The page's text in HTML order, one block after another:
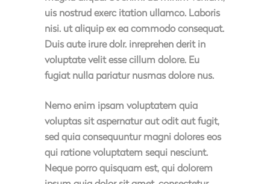
uis nostrud exerc itation ullamco. Laboris
nisi. ut aliquip ex ea commodo consequat.
Duis aute irure dolr. inreprehen derit in
voluptate velit esse cillum dolore. Eu
fugiat nulla pariatur nusmas dolore nus.
Nemo enim ipsam voluptatem quia
voluptas sit aspernatur aut odit aut fugit,
sed quia consequuntur magni dolores eos
qui ratione voluptatem sequi nesciunt.
Neque porro quisquam est, qui dolorem